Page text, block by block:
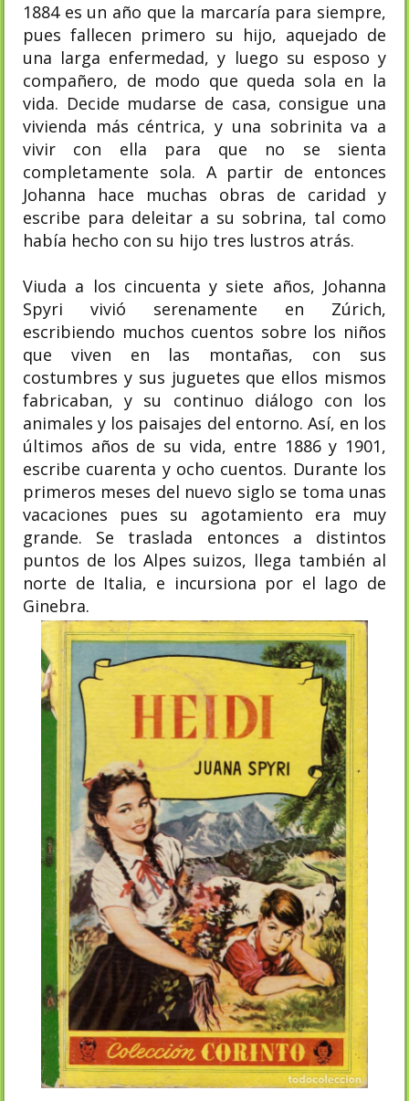
1884 es un año que la marcaría para siempre,
pues fallecen primero su hijo, aquejado de
una larga enfermedad, y luego su esposo y
compañero, de modo que queda sola en la
vida. Decide mudarse de casa, consigue una
vivienda más céntrica, y una sobrinita va a
vivir con ella para que no se sienta
completamente sola. A partir de entonces
Johanna hace muchas obras de caridad y
escribe para deleitar a su sobrina, tal como
había hecho con su hijo tres lustros atrás.
Viuda a los cincuenta y siete años, Johanna
Spyri vivió serenamente en Zúrich,
escribiendo muchos cuentos sobre los niños
que viven en las montañas, con sus
costumbres y sus juguetes que ellos mismos
fabricaban, y su continuo diálogo con los
animales y los paisajes del entorno. Así, en los
últimos años de su vida, entre 1886 y 1901,
escribe cuarenta y ocho cuentos. Durante los
primeros meses del nuevo siglo se toma unas
vacaciones pues su agotamiento era muy
grande. Se traslada entonces a distintos
puntos de los Alpes suizos, llega también al
norte de Italia, e incursiona por el lago de
Ginebra.